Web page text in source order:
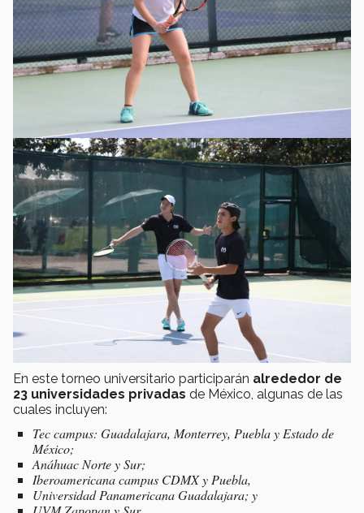
En este torneo universitario participarán alrededor de
23 universidades privadas de México, algunas de las
cuales incluyen:
Tec campus: Guadalajara, Monterrey, Puebla y Estado de
México;
Anáhuac Norte y Sur;
Iberoamericana campus CDMX y Puebla,
Universidad Panamericana Guadalajara; y